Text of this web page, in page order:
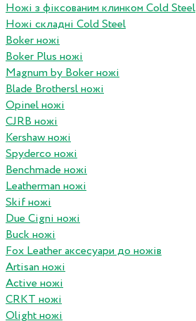
Ножі з фіксованим клинком Cold Steel
Ножі складні Cold Steel
Boker ножі
Boker Plus ножі
Magnum by Boker ножі
Blade Brothersl ножі
Opinel ножі
CJRB ножі
Kershaw ножі
Spyderco ножі
Benchmade ножі
Leatherman ножі
Skif ножі
Due Cigni ножі
Buck ножі
Fox Leather аксесуари до ножів
Artisan ножі
Active ножі
CRKT ножі
Olight ножі